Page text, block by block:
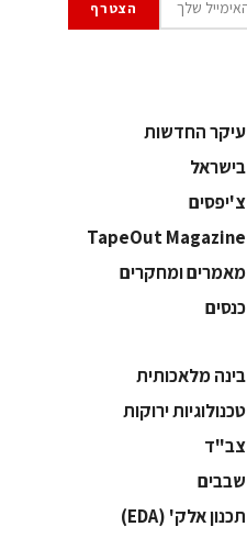
עיקר החדשות
בישראל
צ'יפסים
TapeOut Magazine
מאמרים ומחקרים
כנסים
בינה מלאכותית
‫טכנולוגיות ירוקות‬
‫צב"ד‬
‫שבבים‬
‫תכנון אלק' (‪(EDA‬‬